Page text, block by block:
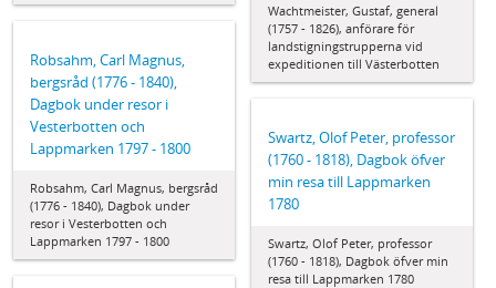
Wachtmeister, Gustaf, general
(1757 - 1826), anförare för
landstigningstrupperna vid
expeditionen till Västerbotten
Robsahm, Carl Magnus,
bergsråd (1776 - 1840),
Dagbok under resor i
Vesterbotten och
Lappmarken 1797 - 1800
Robsahm, Carl Magnus, bergsråd
(1776 - 1840), Dagbok under
resor i Vesterbotten och
Lappmarken 1797 - 1800
Swartz, Olof Peter, professor
(1760 - 1818), Dagbok öfver
min resa till Lappmarken
1780
Swartz, Olof Peter, professor
(1760 - 1818), Dagbok öfver min
resa till Lappmarken 1780